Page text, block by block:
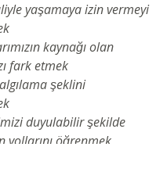
yaşamaya izin vermeyi
kaynağı olan
fark etmek
şeklini
duyulabilir şekilde
yollarını öğrenmek